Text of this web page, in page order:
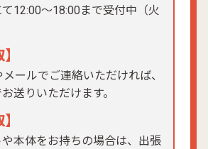
12:00〜18:00まで受付中（火
ールでご連絡いただければ、
送りいただけます。
本体をお持ちの場合は、出張